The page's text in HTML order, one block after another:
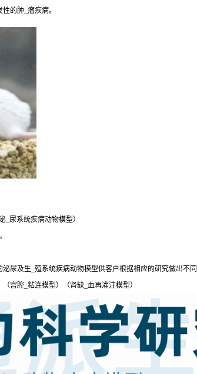
的肿_瘤疾病。
_尿系统疾病动物模型）
尿及生_殖系统疾病动物模型供客户根据相应的研究做出不同
宫腔_粘连模型）（肾缺_血再灌注模型）